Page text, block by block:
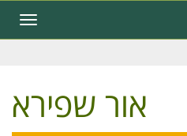
main
Toggle
navigation
אור שפירא